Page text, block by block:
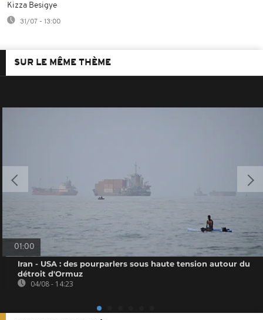
Kizza Besigye
31/07 - 13:00
SUR LE MÊME THÈME
01:00
Iran - USA : des pourparlers sous haute tension autour du
détroit d'Ormuz
04/08 - 14:23